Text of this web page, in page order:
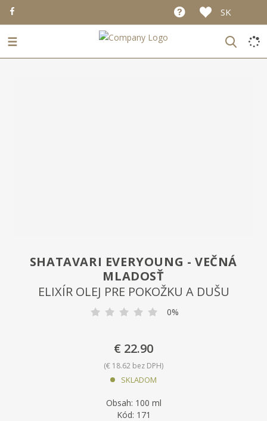
SK
☰
SHATAVARI EVERYOUNG - VEČNÁ
MLADOSŤ
ELIXÍR OLEJ PRE POKOŽKU A DUŠU
0%
€ 22.90
€ 18.62 bez DPH
SKLADOM
Obsah: 100 ml
Kód: 171